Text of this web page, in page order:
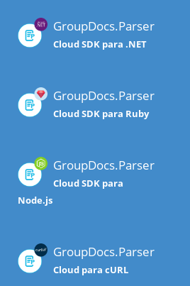
GroupDocs.Parser
Cloud SDK para .NET
GroupDocs.Parser
Cloud SDK para Ruby
GroupDocs.Parser
Cloud SDK para
Node.js
GroupDocs.Parser
Cloud para cURL